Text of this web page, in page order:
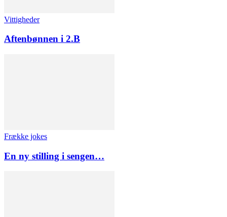
Vittigheder
Aftenbønnen i 2.B
Frække jokes
En ny stilling i sengen…